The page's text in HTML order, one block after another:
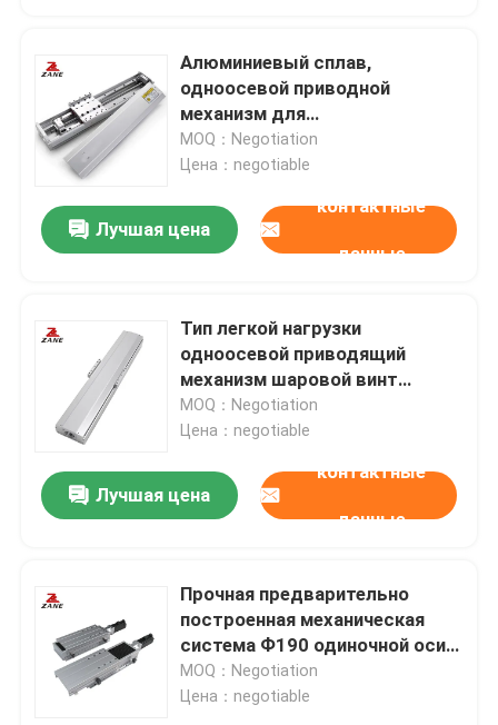
Алюминиевый сплав,
одноосевой приводной
механизм для
автоматического
оборудования
MOQ：Negotiation
Цена：negotiable
Лучшая цена
контактные
данные
Тип легкой нагрузки
одноосевой приводящий
механизм шаровой винт
линейный направляющий
модуль линейный приводящий
MOQ：Negotiation
Цена：negotiable
Лучшая цена
контактные
данные
Прочная предварительно
построенная механическая
система Ф190 одиночной оси
робота линейного движения с
ременным приводом
MOQ：Negotiation
Цена：negotiable